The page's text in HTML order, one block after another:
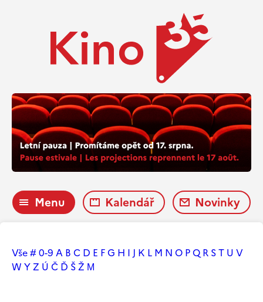
Menu Kalendář Novinky
Vše# 0-9 A B C D E FG H I J K L M N O PQ R ST U V
W YZ Ú Č Ď ŠŽ М